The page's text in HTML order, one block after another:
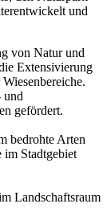
und
von Natur und
Extensivierung
und
gefördert.
bedrohte Arten
im Stadtgebiet
Landschaftsraum